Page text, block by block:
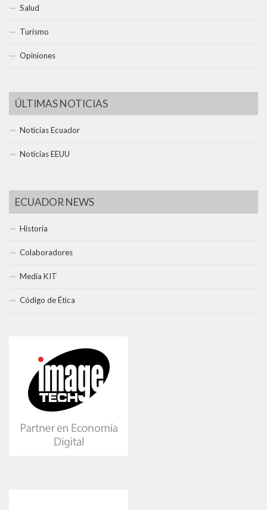
Salud
Turismo
Opiniones
ÚLTIMAS NOTICIAS
Noticias Ecuador
Noticias EEUU
ECUADOR NEWS
Historia
Colaboradores
Media KIT
Código de Ética